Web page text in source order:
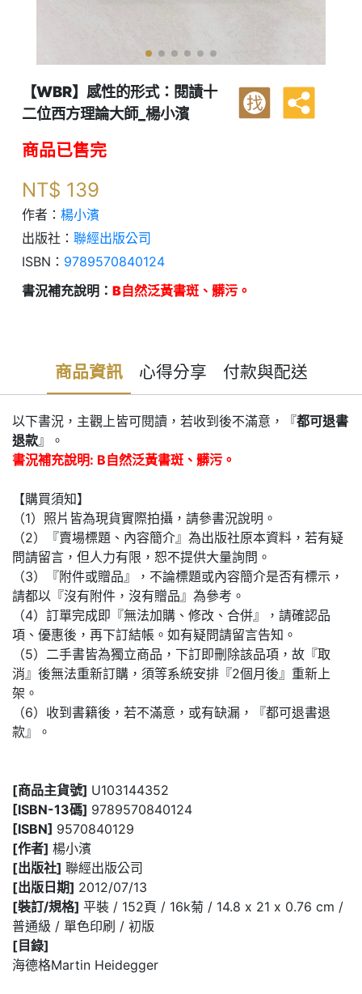
【WBR】感性的形式：閱謮十
二位西方理論大師_楊小濱
找
商品已售完
NT$ 139
作者： 楊小濱
出版社： 聯經出版公司
ISBN： 9789570840124
書況補充說明： B自然泛黃書斑、髒污。
商品資訊 心得分享 付款與配送
以下書況，主觀上皆可閱讀，若收到後不滿意，『都可退書
退款』。
書況補充說明: B自然泛黃書斑、髒污。
【購買須知】
（1）照片皆為現貨實際拍攝，請參書況說明。
（2）『賣場標題、內容簡介』為出版社原本資料，若有疑
問請留言，但人力有限，恕不提供大量詢問。
（3）『附件或贈品』，不論標題或內容簡介是否有標示，
請都以『沒有附件，沒有贈品』為參考。
（4）訂單完成即『無法加購、修改、合併』，請確認品
項、優惠後，再下訂結帳。如有疑問請留言告知。
（5）二手書皆為獨立商品，下訂即刪除該品項，故『取
消』後無法重新訂購，須等系統安排『2個月後』重新上
架。
（6）收到書籍後，若不滿意，或有缺漏，『都可退書退
款』。
[商品主貨號] U103144352
[ISBN-13碼] 9789570840124
[ISBN] 9570840129
[作者] 楊小濱
[出版社] 聯經出版公司
[出版日期] 2012/07/13
[裝訂/規格] 平裝 / 152頁 / 16k菊 / 14.8 x 21 x 0.76 cm /
普通級 / 單色印刷 / 初版
[目錄]
海德格Martin Heidegger